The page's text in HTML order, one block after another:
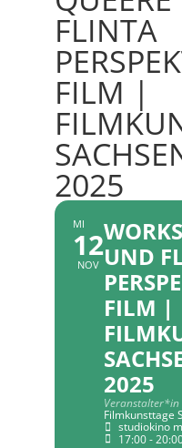
FLINTA
FILM |
2025
MI
12
NOV UND
FILM |
2025
Veranstalter*in
Filmkunsttage
studiokino
17:00 -